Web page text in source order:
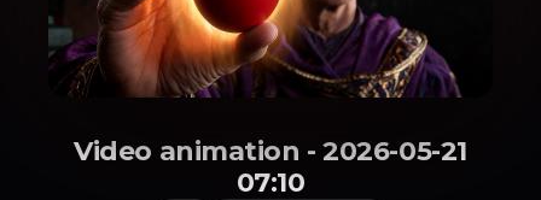
Video animation - 2026-05-21
07:10